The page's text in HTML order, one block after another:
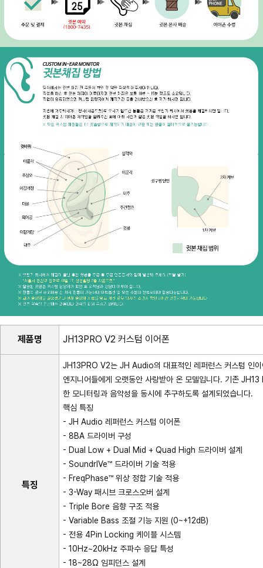
제품명 JH13PRO V2 커스텀 이어폰
특징
JH13PRO V2는 JH Audio의 대표적인 레퍼런스 커스텀 인
엔지니어들에게 오랫동안 사랑받아 온 모델입니다. 기존
한 모니터링과 음악성을 동시에 추구하도록 설계되었습니다.
핵심 특징
- JH Audio 레퍼런스 커스텀 이어폰
- 8BA 드라이버 구성
- Dual Low + Dual Mid + Quad High 드라이버 설계
- SoundrIVe™ 드라이버 기술 적용
- FreqPhase™ 위상 정합 기술 적용
- 3-Way 패시브 크로스오버 설계
- Triple Bore 음향 구조 적용
- Variable Bass 조절 기능 지원 (0~+12dB)
- 전용 4Pin Locking 케이블 시스템
- 10Hz~20kHz 주파수 응답 특성
- 18~28Ω 임피던스 설계